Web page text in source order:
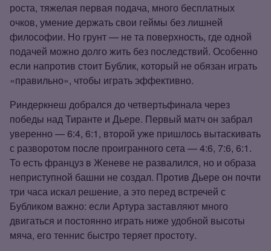
роста, тяжелая первая подача, много бесплатных
очков, умение держать свои геймы без лишней
философии. Но грунт — не та поверхность, где одной
подачей можно долго жить без последствий. Особенно
если напротив стоит Бублик, который не обязан играть
«правильно», чтобы играть эффективно.
Риндеркнеш добрался до четвертьфинала через
победы над Тиранте и Дьере. Первый матч он забрал
уверенно — 6:4, 6:1, второй уже пришлось вытаскивать
с разворотом после проигранного сета — 4:6, 7:6, 6:1.
То есть француз в Женеве не развалился, но и образа
неприступной башни не создал. Против Дьере он почти
три часа искал решение, а это перед встречей с
Бубликом важно: если Артура заставляют много
двигаться и постоянно играть ниже удобной высоты
мяча, его теннис быстро теряет простоту.